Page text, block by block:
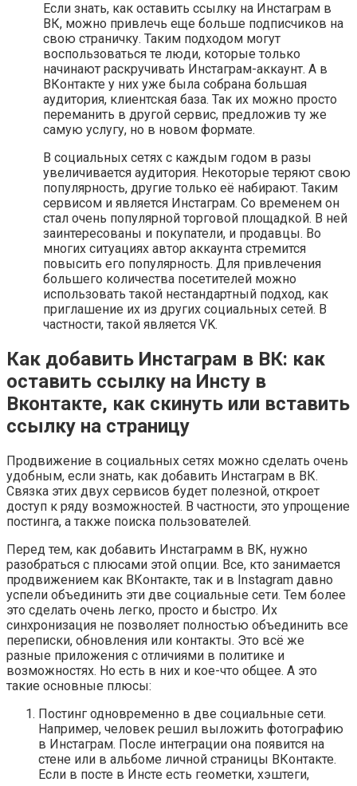
Если знать, как оставить ссылку на Инстаграм в
ВК, можно привлечь еще больше подписчиков на
свою страничку. Таким подходом могут
воспользоваться те люди, которые только
начинают раскручивать Инстаграм-аккаунт. А в
ВКонтакте у них уже была собрана большая
аудитория, клиентская база. Так их можно просто
переманить в другой сервис, предложив ту же
самую услугу, но в новом формате.
В социальных сетях с каждым годом в разы
увеличивается аудитория. Некоторые теряют свою
популярность, другие только её набирают. Таким
сервисом и является Инстаграм. Со временем он
стал очень популярной торговой площадкой. В ней
заинтересованы и покупатели, и продавцы. Во
многих ситуациях автор аккаунта стремится
повысить его популярность. Для привлечения
большего количества посетителей можно
использовать такой нестандартный подход, как
приглашение их из других социальных сетей. В
частности, такой является VK.
Как добавить Инстаграм в ВК: как
оставить ссылку на Инсту в
Вконтакте, как скинуть или вставить
ссылку на страницу
Продвижение в социальных сетях можно сделать очень
удобным, если знать, как добавить Инстаграм в ВК.
Связка этих двух сервисов будет полезной, откроет
доступ к ряду возможностей. В частности, это упрощение
постинга, а также поиска пользователей.
Перед тем, как добавить Инстаграмм в ВК, нужно
разобраться с плюсами этой опции. Все, кто занимается
продвижением как ВКонтакте, так и в Instagram давно
успели объединить эти две социальные сети. Тем более
это сделать очень легко, просто и быстро. Их
синхронизация не позволяет полностью объединить все
переписки, обновления или контакты. Это всё же
разные приложения с отличиями в политике и
возможностях. Но есть в них и кое-что общее. А это
такие основные плюсы:
Постинг одновременно в две социальные сети.
Например, человек решил выложить фотографию
в Инстаграм. После интеграции она появится на
стене или в альбоме личной страницы ВКонтакте.
Если в посте в Инсте есть геометки, хэштеги,